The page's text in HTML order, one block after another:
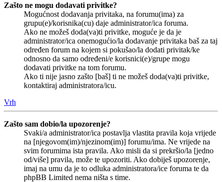
Zašto ne mogu dodavati privitke?
Mogućnost dodavanja privitaka, na forumu(ima) za
grupu(e)/korisnika(cu) daje administrator/ica foruma.
Ako ne možeš doda(va)ti privitke, moguće je da je
administrator/ica onemogućio/la dodavanje privitaka baš za taj
određen forum na kojem si pokušao/la dodati privitak/ke
odnosno da samo određeni/e korisnici(e)/grupe mogu
dodavati privitke na tom forumu.
Ako ti nije jasno zašto [baš] ti ne možeš doda(va)ti privitke,
kontaktiraj administratora/icu.
Vrh
Zašto sam dobio/la upozorenje?
Svaki/a administrator/ica postavlja vlastita pravila koja vrijede
na [njegovom(im)/njezinom(im)] forumu/ima. Ne vrijede na
svim forumima ista pravila. Ako misli da si prekršio/la [jedno
od/više] pravila, može te upozoriti. Ako dobiješ upozorenje,
imaj na umu da je to odluka administratora/ice foruma te da
phpBB Limited nema ništa s time.